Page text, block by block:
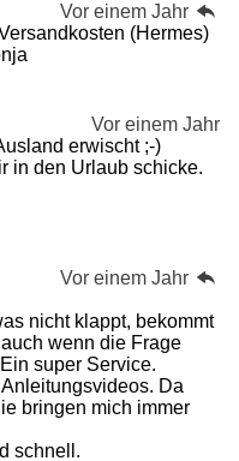
Vor einem Jahr
(Hermes)
Vor einem Jahr
erwischt ;-)
in den Urlaub schicke.
Vor einem Jahr
nicht klappt, bekommt
wenn die Frage
super Service.
Da
bringen mich immer
schnell.